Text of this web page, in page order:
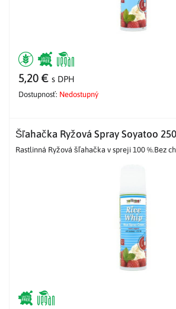
5,20 € s DPH
Dostupnosť: Nedostupný
Šľahačka Ryžová Spray Soyatoo
Rastlinná Ryžová šľahačka v spreji 100 %.Bez